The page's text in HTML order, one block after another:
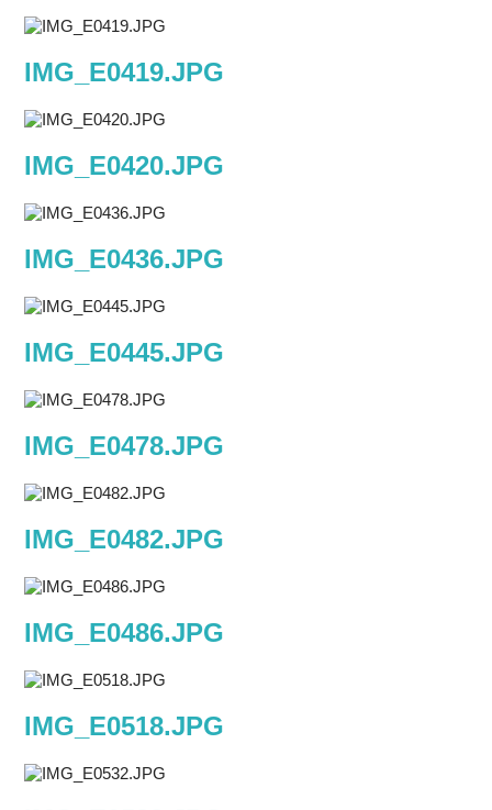
IMG_E0419.JPG
IMG_E0420.JPG
IMG_E0436.JPG
IMG_E0445.JPG
IMG_E0478.JPG
IMG_E0482.JPG
IMG_E0486.JPG
IMG_E0518.JPG